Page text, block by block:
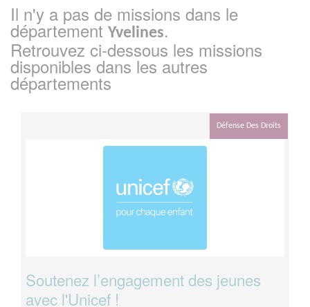
Il n'y a pas de missions dans le
département Yvelines.
Retrouvez ci-dessous les missions
disponibles dans les autres
départements
Défense Des Droits
Soutenez l’engagement des jeunes
avec l'Unicef !